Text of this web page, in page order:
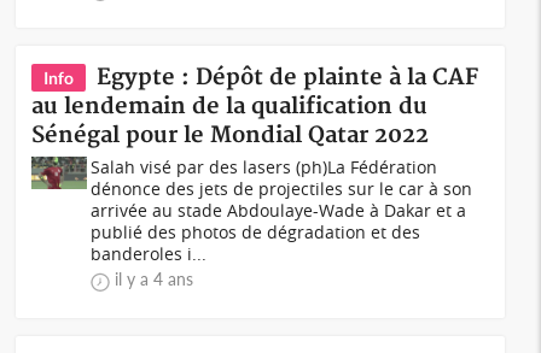
Info
Egypte : Dépôt de plainte à la CAF
au lendemain de la qualification du
Sénégal pour le Mondial Qatar 2022
Salah visé par des lasers (ph)La Fédération
dénonce des jets de projectiles sur le car à son
arrivée au stade Abdoulaye-Wade à Dakar et a
publié des photos de dégradation et des
banderoles i...
il y a 4 ans